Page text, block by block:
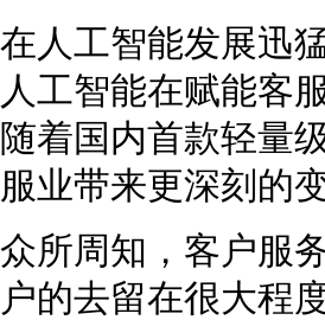
在人工智能发展迅
人工智能在赋能客
随着国内首款轻量
服业带来更深刻的变
众所周知，客户服
户的去留在很大程